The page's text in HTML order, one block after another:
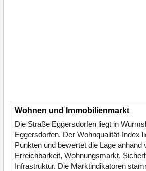
Wohnen und Immobilienmarkt
Die Straße Eggersdorfen liegt in
Eggersdorfen. Der Wohnqualität-Index
Punkten und bewertet die Lage anhand
Erreichbarkeit, Wohnungsmarkt,
Infrastruktur. Die Marktindikatoren